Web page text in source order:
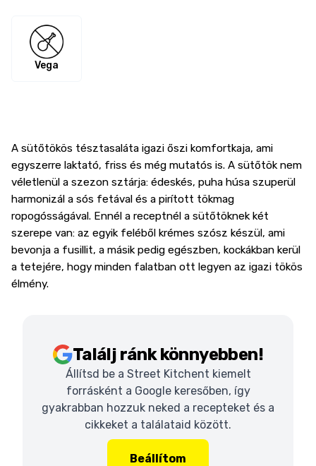
Vega
A sütőtökös tésztasaláta igazi őszi komfortkaja, ami
egyszerre laktató, friss és még mutatós is. A sütőtök nem
véletlenül a szezon sztárja: édeskés, puha húsa szuperül
harmonizál a sós fetával és a pirított tökmag
ropogósságával. Ennél a receptnél a sütőtöknek két
szerepe van: az egyik feléből krémes szósz készül, ami
bevonja a fusillit, a másik pedig egészben, kockákban kerül
a tetejére, hogy minden falatban ott legyen az igazi tökös
élmény.
Találj ránk könnyebben!
Állítsd be a Street Kitchent kiemelt
forrásként a Google keresőben, így
gyakrabban hozzuk neked a recepteket és a
cikkeket a találataid között.
Beállítom